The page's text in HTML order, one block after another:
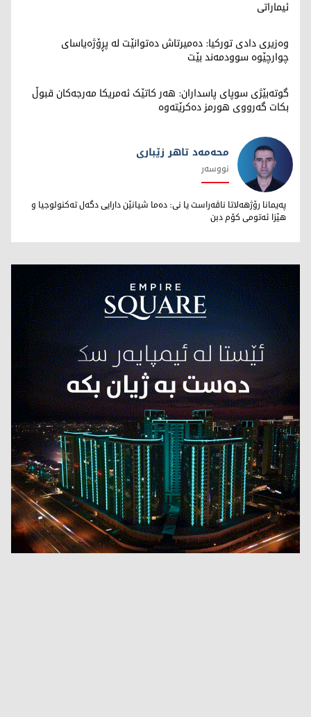
ئیماراتی
وەزیری دادی تورکیا: دەمیرتاش دەتوانێت لە پڕۆژەیاسای
چوارچێوە سوودمەند بێت
گوتەبێژی سوپای پاسداران: هەر کاتێک ئەمریکا مەرجەکان قبوڵ
بکات گەرووی هورمز دەکرێتەوە
محەمەد تاهر زێبارى
محەمەد تاهر زێبارى
نووسەر
پەیمانا رۆژهەلاتا ناڤەراست یا نى: دەما شیانێن دارایى دگەل تەکنولوجیا و
هێزا ئەتومى کۆم دبن